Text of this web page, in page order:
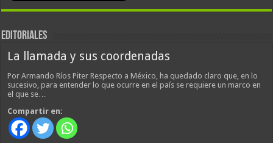
EDITORIALES
La llamada y sus coordenadas
Por Armando Ríos Piter Respecto a México, ha quedado claro que, en lo
sucesivo, para entender lo que ocurre en el país se requiere un marco en
el que se…
Compartir en: